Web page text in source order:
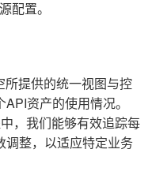
配置。
所提供的统一视图与控
资产的使用情况。
，我们能够有效追踪每
调整，以适应特定业务